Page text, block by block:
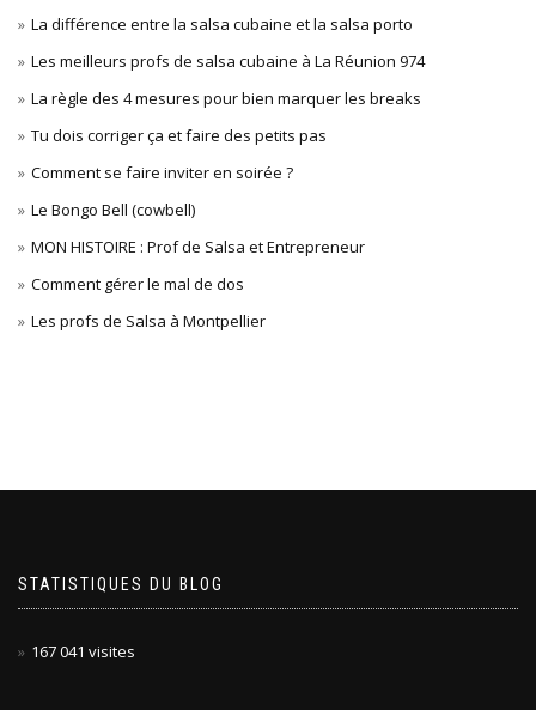
La différence entre la salsa cubaine et la salsa porto
Les meilleurs profs de salsa cubaine à La Réunion 974
La règle des 4 mesures pour bien marquer les breaks
Tu dois corriger ça et faire des petits pas
Comment se faire inviter en soirée ?
Le Bongo Bell (cowbell)
MON HISTOIRE : Prof de Salsa et Entrepreneur
Comment gérer le mal de dos
Les profs de Salsa à Montpellier
STATISTIQUES DU BLOG
167 041 visites